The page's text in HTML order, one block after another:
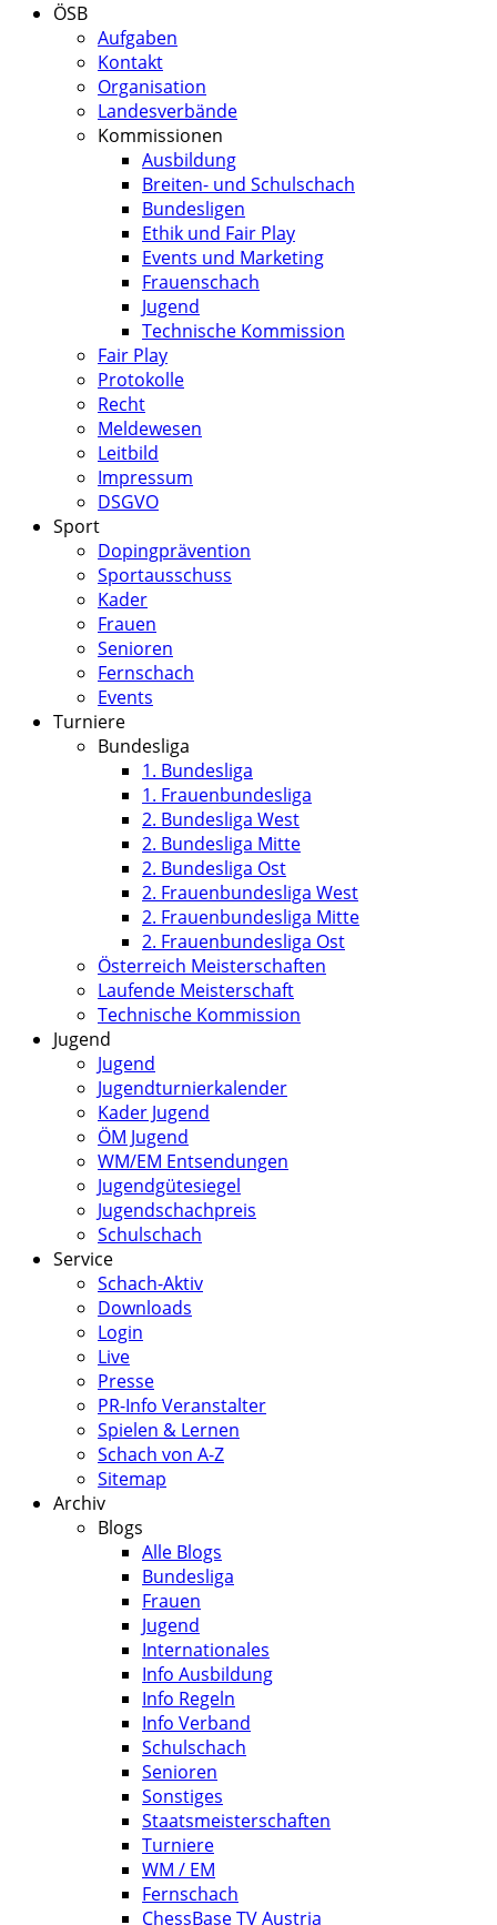
ÖSB
Aufgaben
Kontakt
Organisation
Landesverbände
Kommissionen
Ausbildung
Breiten- und Schulschach
Bundesligen
Ethik und Fair Play
Events und Marketing
Frauenschach
Jugend
Technische Kommission
Fair Play
Protokolle
Recht
Meldewesen
Leitbild
Impressum
DSGVO
Sport
Dopingprävention
Sportausschuss
Kader
Frauen
Senioren
Fernschach
Events
Turniere
Bundesliga
1. Bundesliga
1. Frauenbundesliga
2. Bundesliga West
2. Bundesliga Mitte
2. Bundesliga Ost
2. Frauenbundesliga West
2. Frauenbundesliga Mitte
2. Frauenbundesliga Ost
Österreich Meisterschaften
Laufende Meisterschaft
Technische Kommission
Jugend
Jugend
Jugendturnierkalender
Kader Jugend
ÖM Jugend
WM/EM Entsendungen
Jugendgütesiegel
Jugendschachpreis
Schulschach
Service
Schach-Aktiv
Downloads
Login
Live
Presse
PR-Info Veranstalter
Spielen & Lernen
Schach von A-Z
Sitemap
Archiv
Blogs
Alle Blogs
Bundesliga
Frauen
Jugend
Internationales
Info Ausbildung
Info Regeln
Info Verband
Schulschach
Senioren
Sonstiges
Staatsmeisterschaften
Turniere
WM / EM
Fernschach
ChessBase TV Austria